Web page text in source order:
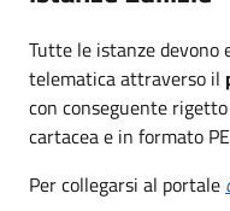
Tutte le istanze devono
telematica attraverso il
con conseguente
cartacea e in formato
Per collegarsi al portale